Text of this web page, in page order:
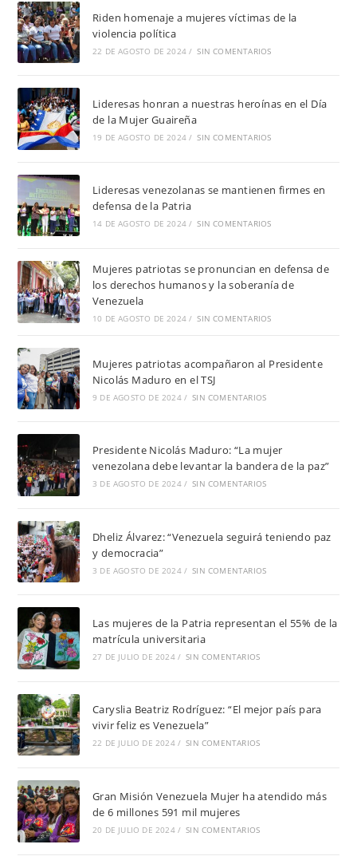
Riden homenaje a mujeres víctimas de la
violencia política
22 DE AGOSTO DE 2024 / SIN COMENTARIOS
Lideresas honran a nuestras heroínas en el Día
de la Mujer Guaireña
19 DE AGOSTO DE 2024 / SIN COMENTARIOS
Lideresas venezolanas se mantienen firmes en
defensa de la Patria
14 DE AGOSTO DE 2024 / SIN COMENTARIOS
Mujeres patriotas se pronuncian en defensa de
los derechos humanos y la soberanía de
Venezuela
10 DE AGOSTO DE 2024 / SIN COMENTARIOS
Mujeres patriotas acompañaron al Presidente
Nicolás Maduro en el TSJ
9 DE AGOSTO DE 2024 / SIN COMENTARIOS
Presidente Nicolás Maduro: “La mujer
venezolana debe levantar la bandera de la paz”
3 DE AGOSTO DE 2024 / SIN COMENTARIOS
Dheliz Álvarez: “Venezuela seguirá teniendo paz
y democracia”
3 DE AGOSTO DE 2024 / SIN COMENTARIOS
Las mujeres de la Patria representan el 55% de la
matrícula universitaria
27 DE JULIO DE 2024 / SIN COMENTARIOS
Caryslia Beatriz Rodríguez: “El mejor país para
vivir feliz es Venezuela”
22 DE JULIO DE 2024 / SIN COMENTARIOS
Gran Misión Venezuela Mujer ha atendido más
de 6 millones 591 mil mujeres
20 DE JULIO DE 2024 / SIN COMENTARIOS